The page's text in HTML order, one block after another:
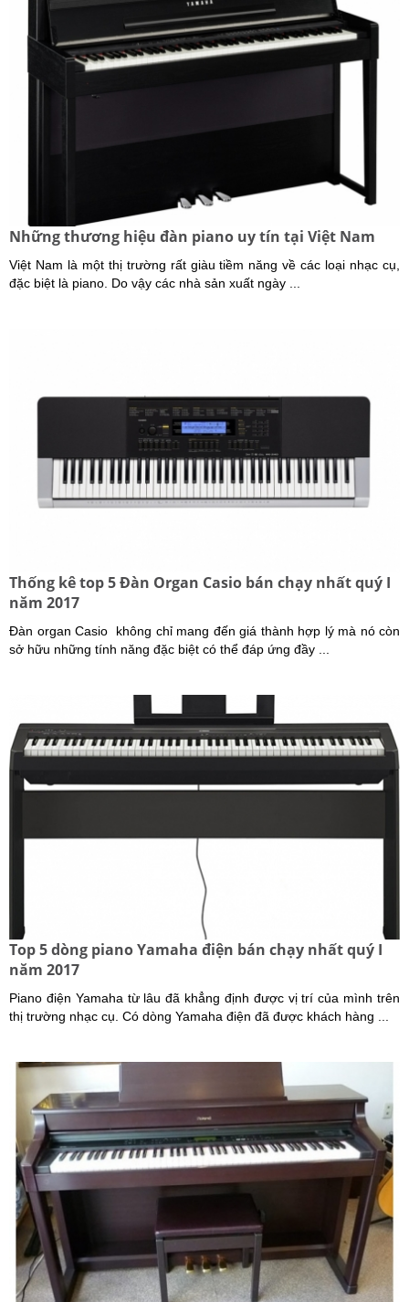
Những thương hiệu đàn piano uy tín tại Việt Nam
Việt Nam là một thị trường rất giàu tiềm năng về các loại nhạc cụ,
đặc biệt là piano. Do vậy các nhà sản xuất ngày ...
Thống kê top 5 Đàn Organ Casio bán chạy nhất quý I
năm 2017
Đàn organ Casio không chỉ mang đến giá thành hợp lý mà nó còn
sở hữu những tính năng đặc biệt có thể đáp ứng đầy ...
Top 5 dòng piano Yamaha điện bán chạy nhất quý I
năm 2017
Piano điện Yamaha từ lâu đã khẳng định được vị trí của mình trên
thị trường nhạc cụ. Có dòng Yamaha điện đã được khách hàng ...